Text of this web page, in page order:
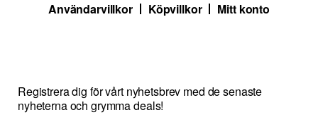
Användarvillkor
Köpvillkor Mitt konto
Registrera dig för vårt nyhetsbrev med de senaste
nyheterna och grymma deals!